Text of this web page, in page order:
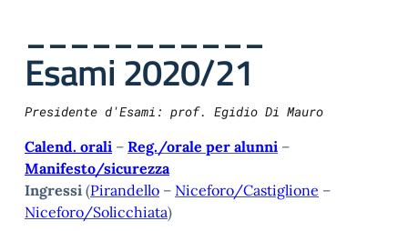
Esami 2020/21
Presidente d'Esami: prof. Egidio Di Mauro
Calend. orali – Reg./orale per alunni –
Manifesto/sicurezza
Ingressi (Pirandello – Niceforo/Castiglione –
Niceforo/Solicchiata)